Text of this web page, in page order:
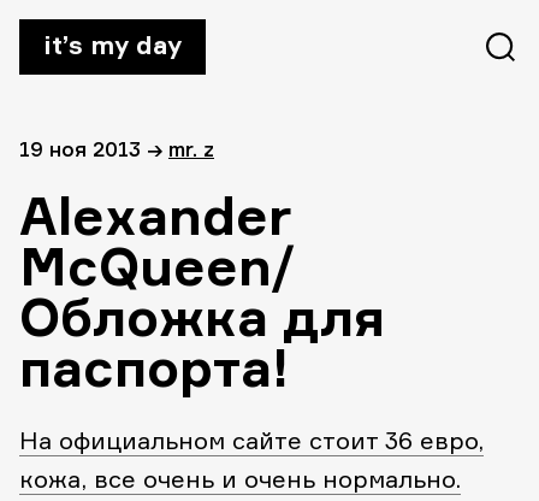
it’s my day
19 ноя 2013 → mr. z
Alexander
McQueen/
Обложка для
паспорта!
На официальном сайте стоит 36 евро,
кожа, все очень и очень нормально.